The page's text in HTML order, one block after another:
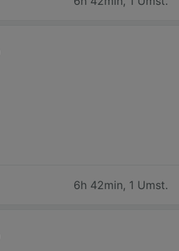
6h 42min, 1 Umst.